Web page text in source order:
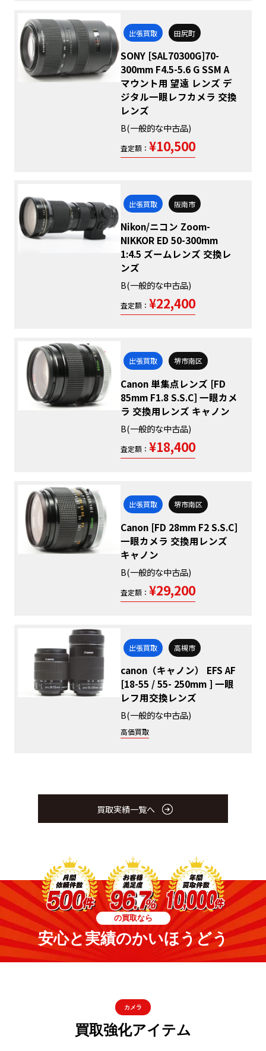
出張買取 田尻町
SONY [SAL70300G]70-
300mm F4.5-5.6 G SSM A
マウント用 望遠 レンズ デ
ジタル一眼レフカメラ 交換
レンズ
B(一般的な中古品)
査定額： ¥10,500
出張買取 阪南市
Nikon/ニコン Zoom-
NIKKOR ED 50-300mm
1:4.5 ズームレンズ 交換レ
ンズ
B(一般的な中古品)
査定額： ¥22,400
出張買取 堺市南区
Canon 単集点レンズ [FD
85mm F1.8 S.S.C] 一眼カメ
ラ 交換用レンズ キャノン
B(一般的な中古品)
査定額： ¥18,400
出張買取 堺市南区
Canon [FD 28mm F2 S.S.C]
一眼カメラ 交換用レンズ
キャノン
B(一般的な中古品)
査定額： ¥29,200
出張買取 高槻市
canon（キャノン） EFS AF
[18-55 / 55- 250mm ] 一眼
レフ用交換レンズ
B(一般的な中古品)
高価買取
買取実績一覧へ
の買取なら
安心と実績のかいほうどう
カメラ
買取強化アイテム